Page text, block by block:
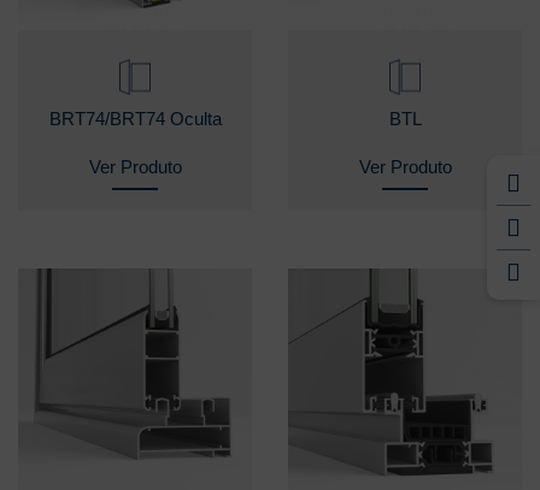
BRT74/BRT74 Oculta
Ver Produto
BTL
Ver Produto